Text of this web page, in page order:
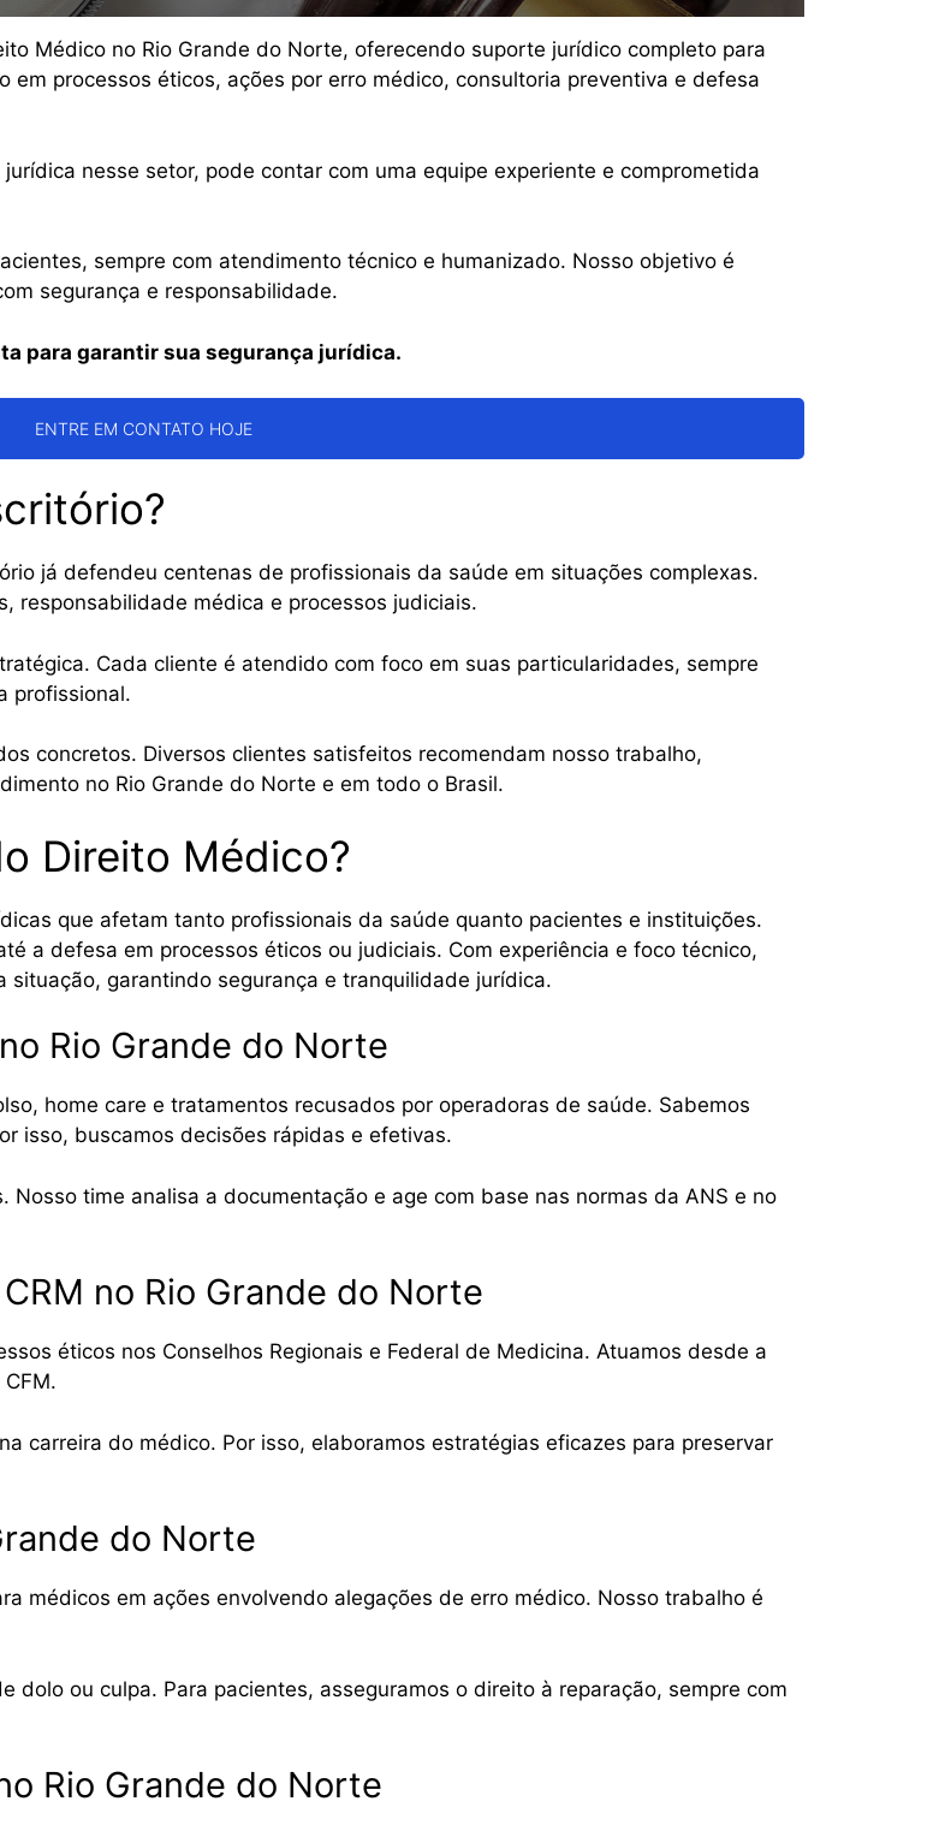
Médico no Rio Grande do Norte, oferecendo suporte jurídico completo para
processos éticos, ações por erro médico, consultoria preventiva e defesa
nesse setor, pode contar com uma equipe experiente e comprometida
sempre com atendimento técnico e humanizado. Nosso objetivo é
segurança e responsabilidade.
para garantir sua segurança jurídica.
ENTRE EM CONTATO HOJE
já defendeu centenas de profissionais da saúde em situações complexas.
responsabilidade médica e processos judiciais.
Cada cliente é atendido com foco em suas particularidades, sempre
profissional.
concretos. Diversos clientes satisfeitos recomendam nosso trabalho,
no Rio Grande do Norte e em todo o Brasil.
Direito Médico?
que afetam tanto profissionais da saúde quanto pacientes e instituições.
a defesa em processos éticos ou judiciais. Com experiência e foco técnico,
garantindo segurança e tranquilidade jurídica.
Rio Grande do Norte
home care e tratamentos recusados por operadoras de saúde. Sabemos
isso, buscamos decisões rápidas e efetivas.
time analisa a documentação e age com base nas normas da ANS e no
no Rio Grande do Norte
éticos nos Conselhos Regionais e Federal de Medicina. Atuamos desde a
carreira do médico. Por isso, elaboramos estratégias eficazes para preservar
do Norte
médicos em ações envolvendo alegações de erro médico. Nosso trabalho é
dolo ou culpa. Para pacientes, asseguramos o direito à reparação, sempre com
Rio Grande do Norte